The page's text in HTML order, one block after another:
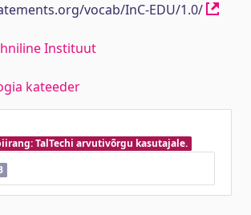
vocab/InC-EDU/1.0/
Instituut
kateeder
TalTechi arvutivõrgu kasutajale.